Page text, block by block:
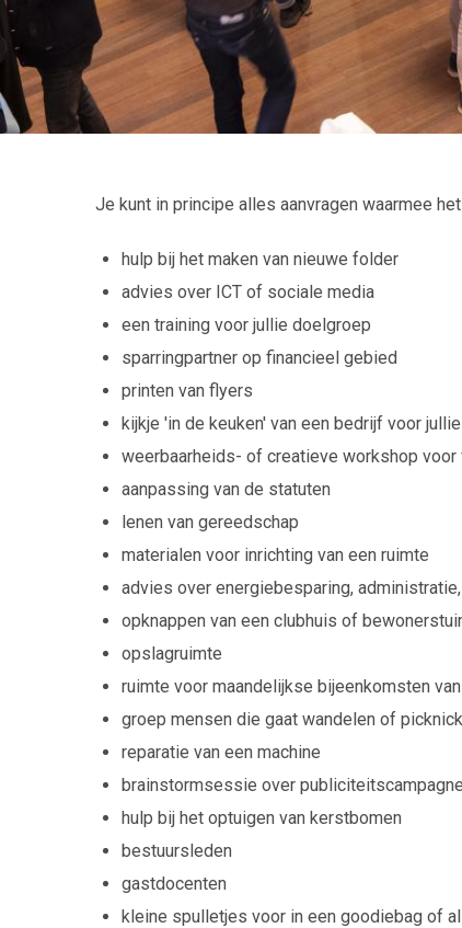
Je kunt in principe alles aanvragen waarmee
hulp bij het maken van nieuwe folder
advies over ICT of sociale media
een training voor jullie doelgroep
sparringpartner op financieel gebied
printen van flyers
kijkje 'in de keuken' van een bedrijf voor
weerbaarheids- of creatieve workshop
aanpassing van de statuten
lenen van gereedschap
materialen voor inrichting van een ruimte
advies over energiebesparing,
opknappen van een clubhuis of
opslagruimte
ruimte voor maandelijkse bijeenkomsten
groep mensen die gaat wandelen of
reparatie van een machine
brainstormsessie over publiciteitscampagne
hulp bij het optuigen van kerstbomen
bestuursleden
gastdocenten
kleine spulletjes voor in een goodiebag of